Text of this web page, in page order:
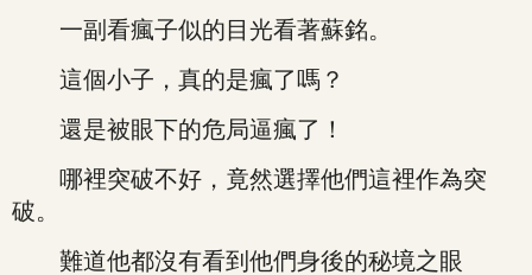
一副看瘋子似的目光看著蘇銘。
這個小子，真的是瘋了嗎？
還是被眼下的危局逼瘋了！
哪裡突破不好，竟然選擇他們這裡作為突
破。
難道他都沒有看到他們身後的秘境之眼